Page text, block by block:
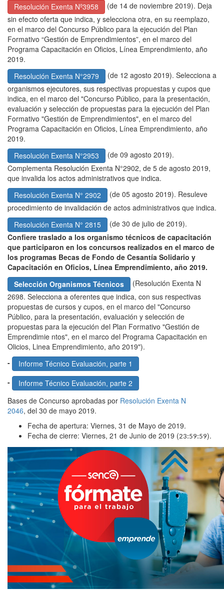
Resolución Exenta Nº3958
(de 14 de noviembre 2019). Deja
sin efecto oferta que indica, y selecciona otra, en su reemplazo,
en el marco del Concurso Público para la ejecución del Plan
Formativo “Gestión de Emprendimientos”, en el marco del
Programa Capacitación en Oficios, Línea Emprendimiento, año
2019.
Resolución Exenta N°2979
(de 12 agosto 2019). Selecciona a
organismos ejecutores, sus respectivas propuestas y cupos que
indica, en el marco del "Concurso Público, para la presentación,
evaluación y selección de propuestas para la ejecución del Plan
Formativo "Gestión de Emprendimientos", en el marco del
Programa Capacitación en Oficios, Línea Emprendimiento, año
2019.
Resolución Exenta N°2953
(de 09 agosto 2019).
Complementa Resolución Exenta N°2902, de 5 de agosto 2019,
que invalida los actos administrativos que indica.
Resolución Exenta N° 2902
(de 05 agosto 2019). Resuleve
procedimiento de invalidación de actos administrativos que indica.
Resolución Exenta N° 2815
(de 30 de julio de 2019).
Confiere traslado a los organismo técnicos de capacitación
que participaron en los concursos realizados en el marco de
los programas Becas de Fondo de Cesantía Solidario y
Capacitación en Oficios, Línea Emprendimiento, año 2019.
Selección Organismos Técnicos
(Resolución Exenta N
2698. Selecciona a oferentes que indica, con sus respectivas
propuestas de cursos y cupos, en el marco del "Concurso
Público, para la presentación, evaluación y selección de
propuestas para la ejecución del Plan Formativo "Gestión de
Emprendimie ntos", en el marco del Programa Capacitación en
Olicios, Linea Emprendimiento, año 2019").
-
Informe Técnico Evaluación, parte 1
-
Informe Técnico Evaluación, parte 2
Bases de Concurso aprobadas por Resolución Exenta N
2046, del 30 de mayo 2019.
Fecha de apertura: Viernes, 31 de Mayo de 2019.
Fecha de cierre: Viernes, 21 de Junio de 2019 (23:59:59).